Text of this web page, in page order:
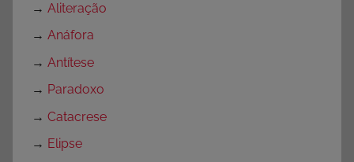
→ Aliteração
→ Anáfora
→ Antítese
→ Paradoxo
→ Catacrese
→ Elipse